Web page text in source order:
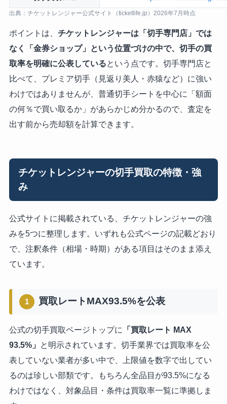
出典：チケットレンジャー公式サイト（ticketlife.jp）2026年7月時点
ポイントは、 チケットレンジャーは「切手専門店」では
なく「金券ショップ」という位置づけの中で、切手の買
取率を明確に公表しているという点です。切手専門店と
比べて、プレミア切手（見返り美人・赤猿など）に強い
わけではありませんが、普通切手シートを中心に「額面
の何％で買い取るか」があらかじめ分かるので、査定を
出す前から売却額を計算できます。
チケットレンジャーの切手買取の特徴・強
み
公式サイトに掲載されている、チケットレンジャーの強
みを5つに整理します。いずれも公式ページの記載どおり
で、注釈条件（相場・時期）がある項目はそのまま添え
ています。
1 買取レートMAX93.5%を公表
公式の切手買取ページトップに
「買取レート MAX
93.5%」 と明示されています。切手業界では買取率を公
表していない業者が多い中で、上限値を数字で出してい
るのは珍しい部類です。もちろん全品目が93.5%になる
わけではなく、対象品目・条件は買取率一覧に準拠しま